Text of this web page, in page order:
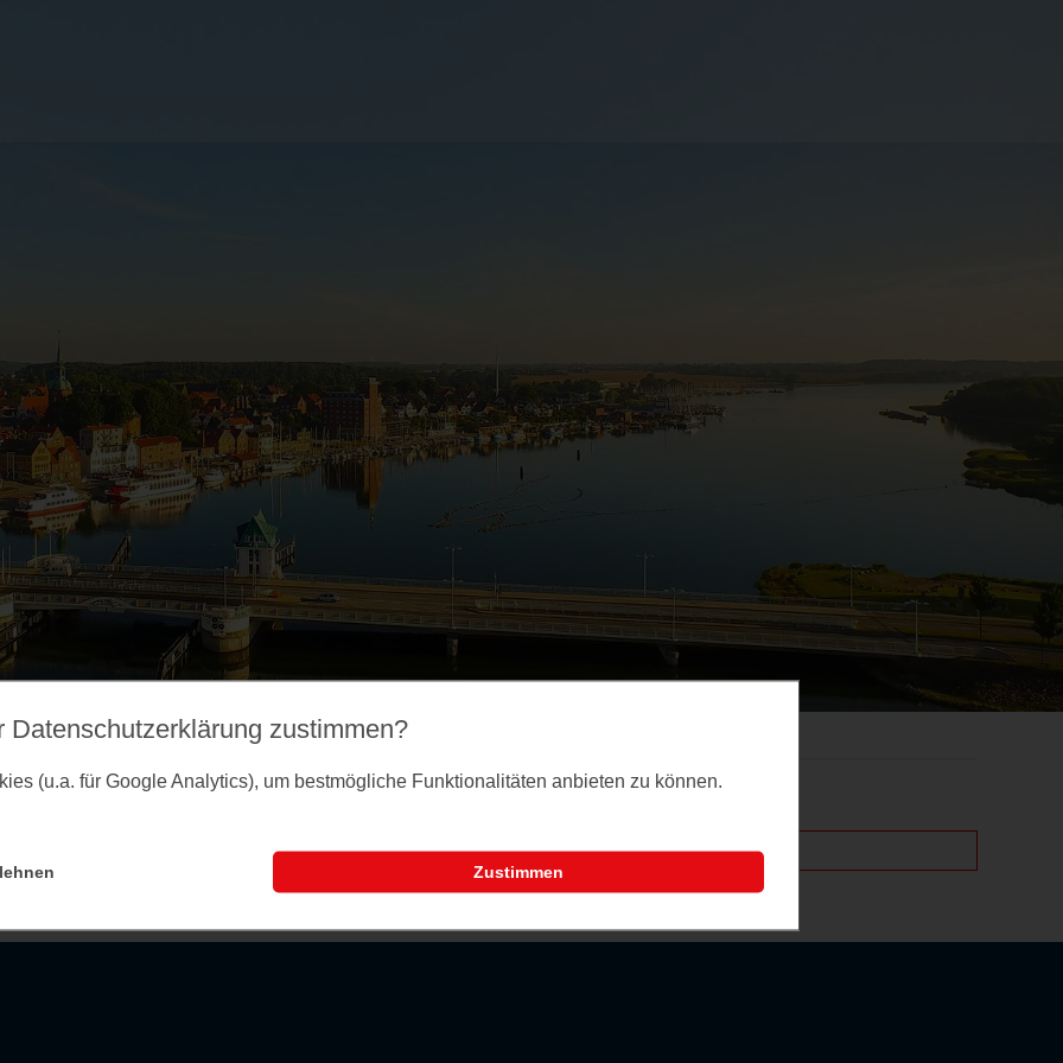
Datenschutz­erklärung zustimmen?
(u.a. für Google Analytics), um bestmögliche Funktionalitäten anbieten zu können.
Zustimmen